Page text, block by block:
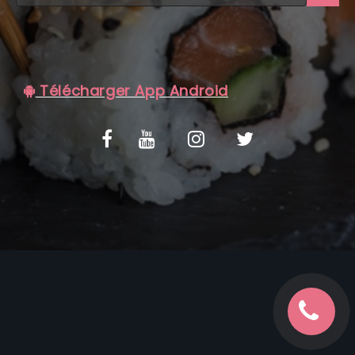
C.G.V
Télécharger App Android